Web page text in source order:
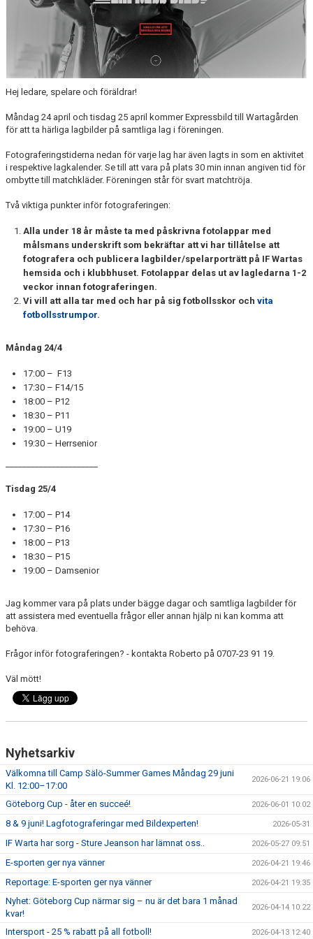
SPORTADMIN SUPPORT
Hej ledare, spelare och föräldrar!
Måndag 24 april och tisdag 25 april kommer Expressbild till Wartagården
för att ta härliga lagbilder på samtliga lag i föreningen.
Fotograferingstiderna nedan för varje lag har även lagts in som en aktivitet
i respektive lagkalender. Se till att vara på plats 30 min innan angiven tid för
ombytte till matchkläder. Föreningen står för svart matchtröja.
Två viktiga punkter inför fotograferingen:
Alla under 18 år måste ta med påskrivna fotolappar med
målsmans underskrift som bekräftar att vi har tillåtelse att
fotografera och publicera lagbilder/spelarporträtt på IF Wartas
hemsida och i klubbhuset. Fotolappar delas ut av lagledarna 1-2
veckor innan fotograferingen.
Vi vill att alla tar med och har på sig fotbollsskor och vita
fotbollsstrumpor.
Måndag 24/4
17:00 – F13
17:30 – F14/15
18:00 – P12
18:30 – P11
19:00 – U19
19:30 – Herrsenior
Tisdag 25/4
17:00 – P14
17:30 – P16
18:00 – P13
18:30 – P15
19:00 – Damsenior
Jag kommer vara på plats under bägge dagar och samtliga lagbilder för
att assistera med eventuella frågor eller annan hjälp ni kan komma att
behöva.
Frågor inför fotograferingen? - kontakta Roberto på 0707-23 91 19.
Väl mött!
Nyhetsarkiv
Välkomna till Camp Sälö-Summer Games Måndag 29 juni
Kl. 12:00–17:00
2026-06-21 19:06
Göteborg Cup - åter en succeé! 2026-06-01 10:02
8 & 9 juni! Lagfotograferingar med Bildexperten! 2026-05-31
IF Warta har sorg - Sture Jeanson har lämnat oss.. 2026-05-27 09:51
E-sporten ger nya vänner 2026-04-21 19:46
Reportage: E-sporten ger nya vänner 2026-04-21 19:35
Nyhet: Göteborg Cup närmar sig – nu är det bara 1 månad
kvar!
2026-04-14 10:22
Intersport - 25 % rabatt på all fotboll! 2026-04-13 12:40